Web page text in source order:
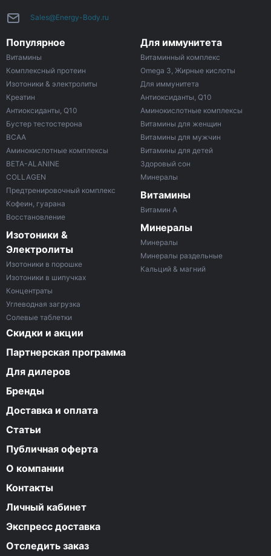
Sales@Energy-Body.ru
Популярное
Витамины
Комплексный протеин
Изотоники & электролиты
Креатин
Антиоксиданты, Q10
Бустер тестостерона
ВСАА
Аминокислотные комплексы
BETA-ALANINE
COLLAGEN
Предтренировочный комплекс
Кофеин, гуарана
Восстановление
Изотоники &
Электролиты
Изотоники в порошке
Изотоники в шипучках
Концентраты
Углеводная загрузка
Солевые таблетки
Для иммунитета
Витаминный комплекс
Omega 3, Жирные кислоты
Для иммунитета
Антиоксиданты, Q10
Аминокислотные комплексы
Витамины для женщин
Витамины для мужчин
Витамины для детей
Здоровый сон
Минералы
Витамины
Витамин A
Минералы
Минералы
Минералы раздельные
Кальций & магний
Скидки и акции
Партнерская программа
Для дилеров
Бренды
Доставка и оплата
Статьи
Публичная оферта
О компании
Контакты
Личный кабинет
Экспресс доставка
Отследить заказ